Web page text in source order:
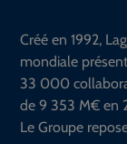
Créé en 1992,
mondiale
33 000
de 9 353 M€ en
Le Groupe